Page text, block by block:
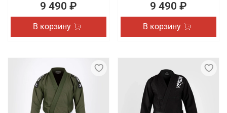
9 490 ₽
В корзину
9 490 ₽
В корзину